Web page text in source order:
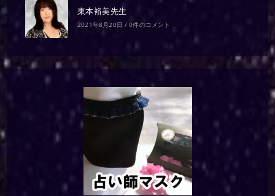
東本裕美先生
2021年8月20日 / 0件のコメント